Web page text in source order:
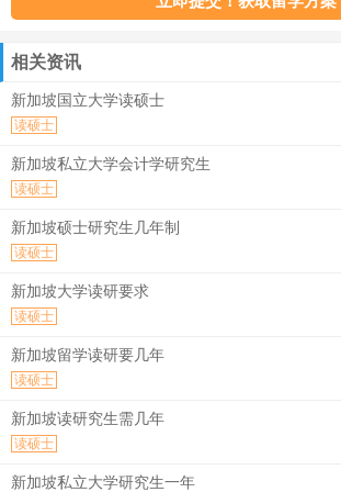
相关资讯
新加坡国立大学读硕士
读硕士
新加坡私立大学会计学研究生
读硕士
新加坡硕士研究生几年制
读硕士
新加坡大学读研要求
读硕士
新加坡留学读研要几年
读硕士
新加坡读研究生需几年
读硕士
新加坡私立大学研究生一年